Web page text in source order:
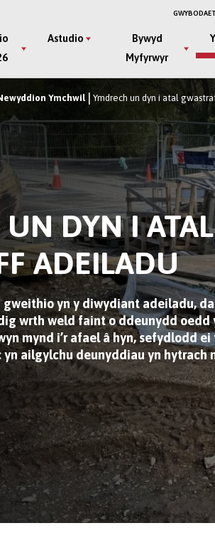
Astudio
Bywyd
Myfyrwyr
Ymchwil Ymdrech un dyn i atal
DYN I ATAL
ADEILADU
gweithio yn y diwydiant adeiladu,
wrth weld faint o ddeunydd oedd
mynd i’r afael â hyn, sefydlodd ei
ailgylchu deunyddiau yn hytrach